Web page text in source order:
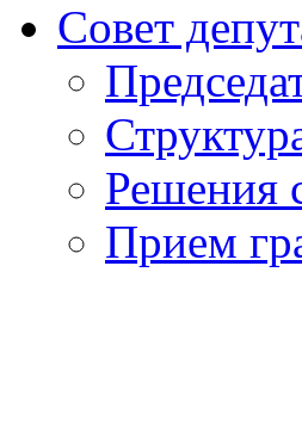
Совет
Решения
Прием